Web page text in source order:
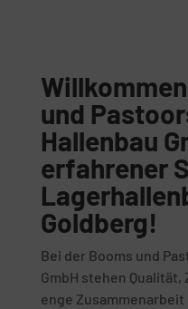
und
Hallenbau
erfahrener
Goldberg!
Bei der Booms und
GmbH stehen
enge